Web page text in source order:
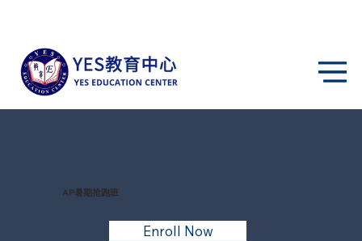
AP暑期抢跑班
Enroll Now